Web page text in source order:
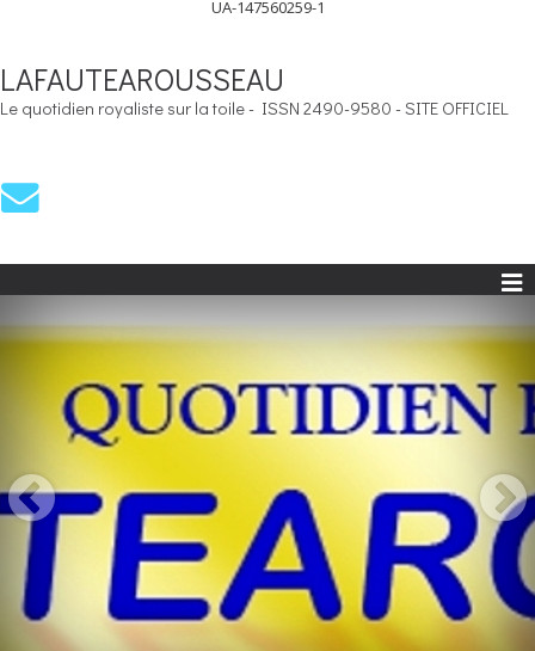
UA-147560259-1
LAFAUTEAROUSSEAU
Le quotidien royaliste sur la toile - ISSN 2490-9580 - SITE OFFICIEL